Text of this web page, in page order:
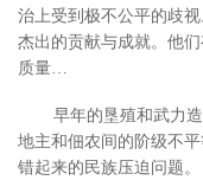
治上受到极不公平的歧
杰出的贡献与成就。他
质量…
早年的垦殖和武力
地主和佃农间的阶级不
错起来的民族压迫问题。